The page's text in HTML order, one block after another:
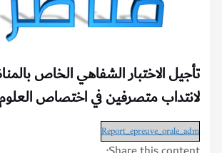
تأجيل الاختبار الشفاهي الخاص
لانتداب متصرفين في اختصاص العلوم
Report_epreuve_orale_adm